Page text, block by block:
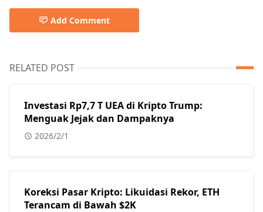
Add Comment
RELATED POST
Investasi Rp7,7 T UEA di Kripto Trump:
Menguak Jejak dan Dampaknya
2026/2/1
Koreksi Pasar Kripto: Likuidasi Rekor, ETH
Terancam di Bawah $2K